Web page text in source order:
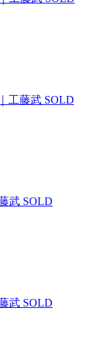
工藤武 SOLD
武 SOLD
武 SOLD